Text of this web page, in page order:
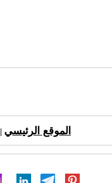
الموقع الرئيسي